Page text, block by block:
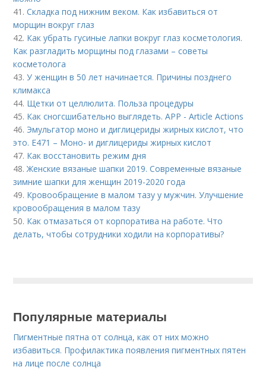
41.Складка под нижним веком. Как избавиться от
морщин вокруг глаз
42. Как убрать гусиные лапки вокруг глаз косметология.
Как разгладить морщины под глазами – советы
косметолога
43.У женщин в 50 лет начинается. Причины позднего
климакса
44. Щетки от целлюлита. Польза процедуры
45. Как сногсшибательно выглядеть. APP - Article Actions
46. Эмульгатор моно и диглицериды жирных кислот, что
это. Е471 – Моно- и диглицериды жирных кислот
47. Как восстановить режим дня
48.Женские вязаные шапки 2019. Современные вязаные
зимние шапки для женщин 2019-2020 года
49. Кровообращение в малом тазу у мужчин. Улучшение
кровообращения в малом тазу
50. Как отмазаться от корпоратива на работе. Что
делать, чтобы сотрудники ходили на корпоративы?
Популярные материалы
Пигментные пятна от солнца, как от них можно
избавиться. Профилактика появления пигментных пятен
на лице после солнца